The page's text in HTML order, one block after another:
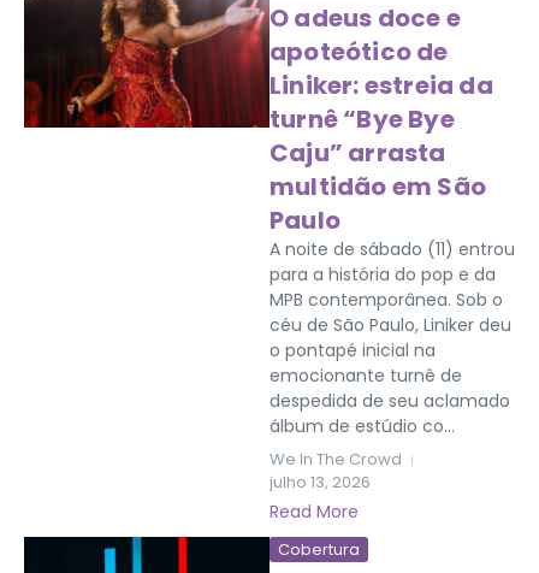
O adeus doce e
apoteótico de
Liniker: estreia da
turnê “Bye Bye
Caju” arrasta
multidão em São
Paulo
A noite de sábado (11) entrou
para a história do pop e da
MPB contemporânea. Sob o
céu de São Paulo, Liniker deu
o pontapé inicial na
emocionante turnê de
despedida de seu aclamado
álbum de estúdio co...
We In The Crowd
julho 13, 2026
Read More
Cobertura